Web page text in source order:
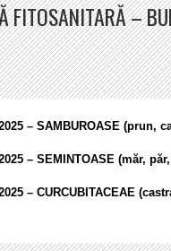
FITOSANITARĂ –
– SAMBUROASE (prun,
– SEMINTOASE (măr,
– CURCUBITACEAE